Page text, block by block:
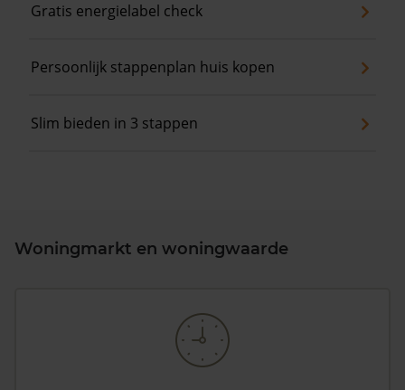
Gratis energielabel check
Persoonlijk stappenplan huis kopen
Slim bieden in 3 stappen
Woningmarkt en woningwaarde